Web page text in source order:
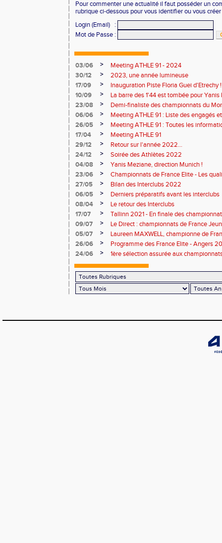
Pour commenter une actualité il faut posséder un
rubrique ci-dessous pour vous identifier ou vous
Login (Email)
:
Mot de Passe :
03/06 >
Meeting ATHLE 91 - 2024
30/12
>
2023, une année lumineuse
17/09
>
Inauguration Piste Floria Guei d'Etrechy !
10/09
>
La barre des 1'44 est tombée pour Yanis
23/08
>
Demi-finaliste des championnats du
06/06
>
Meeting ATHLE 91 : Liste des engagés
26/05
>
Meeting ATHLE 91 : Toutes les
17/04
>
Meeting ATHLE 91
29/12
>
Retour sur l'année 2022...
24/12
>
Soirée des Athlètes 2022
04/08
>
Yanis Meziane, direction Munich !
23/06
>
Championnats de France Elite - Les
27/05
>
Bilan des Interclubs 2022
06/05
>
Derniers préparatifs avant les interclubs
08/04
>
Le retour des Interclubs
17/07
>
Tallinn 2021 - En finale des
09/07
>
Le Direct : championnats de France
05/07
>
Laureen MAXWELL, championne de
26/06
>
Programme des France Elite - Angers
24/06
> 1ère sélection assurée aux